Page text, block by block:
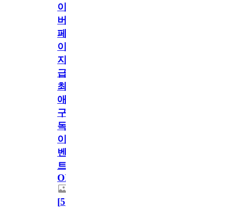
이
버
페
이
지
급!
최
애
구
독
이
벤
트
OPEN!
[5]